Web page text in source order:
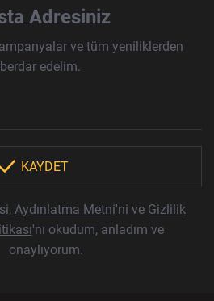
Adresiniz
ve tüm yeniliklerden
edelim.
KAYDET
, Aydınlatma Metni'ni ve Gizlilik
'nı okudum, anladım ve
onaylıyorum.